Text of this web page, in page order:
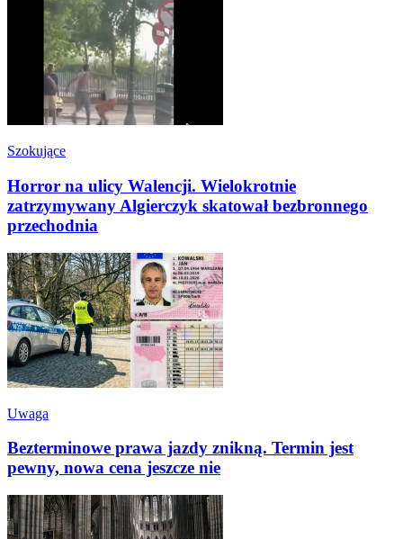
Szokujące
Horror na ulicy Walencji. Wielokrotnie
zatrzymywany Algierczyk skatował bezbronnego
przechodnia
Uwaga
Bezterminowe prawa jazdy znikną. Termin jest
pewny, nowa cena jeszcze nie